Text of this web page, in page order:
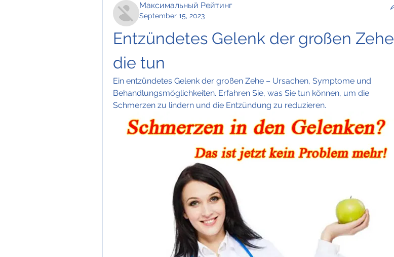
Максимальный Рейтинг
September 15, 2023
Entzündetes Gelenk der großen Zehe
die tun
Ein entzündetes Gelenk der großen Zehe – Ursachen, Symptome und
Behandlungsmöglichkeiten. Erfahren Sie, was Sie tun können, um die
Schmerzen zu lindern und die Entzündung zu reduzieren.